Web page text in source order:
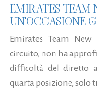
EMIRATES TEAM
UN'OCCASIONE
Emirates Team New
circuito, non ha
difficoltà del diretto
quarta posizione, solo